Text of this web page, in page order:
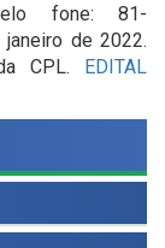
pelo fone: 81-
de 2022.
CPL. EDITAL